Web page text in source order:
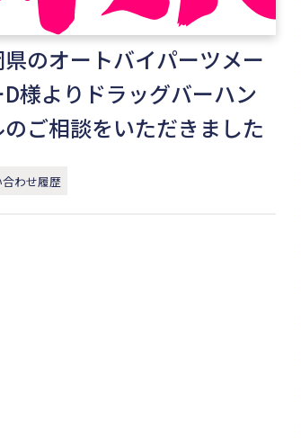
のオートバイパーツメー
D様よりドラッグバーハン
のご相談をいただきました
わせ履歴